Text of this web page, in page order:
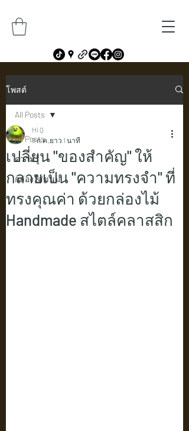
โพสต์
All Posts
ความรู้
กล่องใส่ขนม
All Posts
เปลี่ยน "ของสำคัญ" ให้
กลายเป็น "ความทรงจำ" ที่
ทรงคุณค่า ด้วยกล่องไม้
Handmade สไตล์คลาสสิก
Hi Q
9 ก.ค. ยาว 1 นาที